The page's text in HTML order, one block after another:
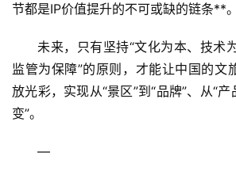
节都是IP价值提升的不可或缺的链条**
未来，只有坚持“文化为本、技术
监管为保障”的原则，才能让中国的文
放光彩，实现从“景区”到“品牌”、从“
变”。
—